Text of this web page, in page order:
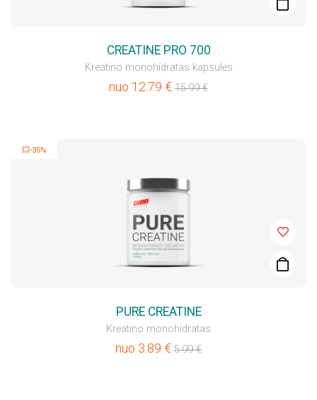
CREATINE PRO 700
Kreatino monohidratas kapsulės
nuo 12.79 € 15.99€
💥-35%
PURE CREATINE
Kreatino monohidratas
nuo 3.89 € 5.99€